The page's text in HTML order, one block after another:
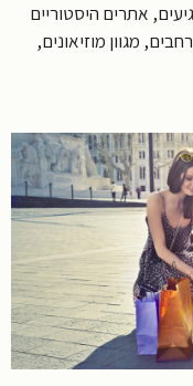
אתרים היסטוריים
מגוון מוזיאונים,